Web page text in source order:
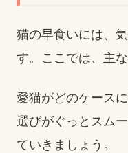
猫の早食いには、
す。ここでは、主
愛猫がどのケース
選びがぐっとスム
ていきましょう。